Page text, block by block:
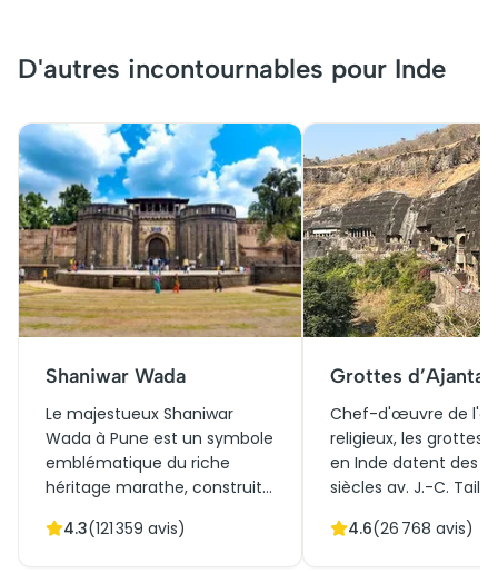
D'autres incontournables pour Inde
Shaniwar Wada
Le majestueux Shaniwar
Wada à Pune est un symbole
emblématique du riche
héritage marathe, construit
fortifié des Peshwas. Témoin
4.3(121 359 avis)
Grottes d’Ajanta
Chef-d'œuvre de
religieux, les grottes
en Inde datent des
siècles av. J.-C.
abritent des
4.6(26 768 avis)